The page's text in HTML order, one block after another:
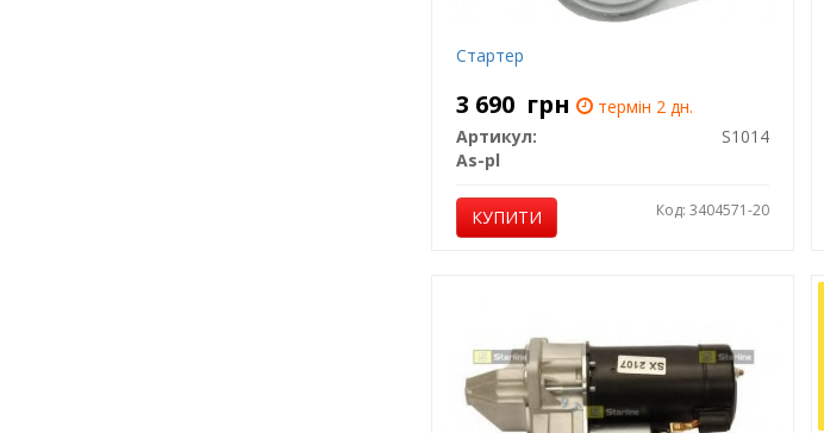
Стартер
3 690 грн
термін 2 дн.
Артикул:
S1014
As-pl
КУПИТИ Код: 3404571-20